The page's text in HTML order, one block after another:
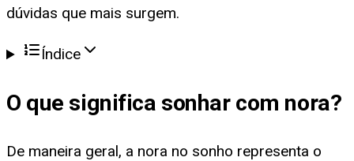
dúvidas que mais surgem.
Índice
O que significa sonhar com nora?
De maneira geral, a nora no sonho representa o